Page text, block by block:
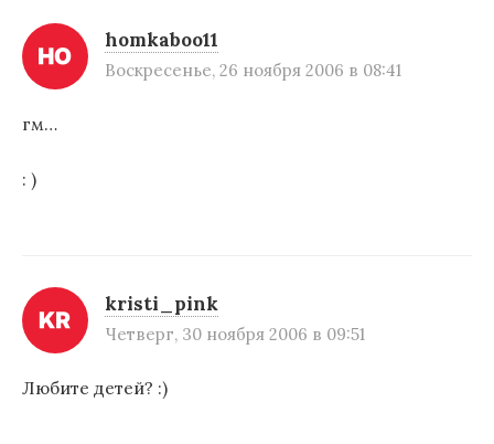
homkaboo11
Воскресенье, 26 ноября 2006 в 08:41
гм…
: )
kristi_pink
Четверг, 30 ноября 2006 в 09:51
Любите детей? :)